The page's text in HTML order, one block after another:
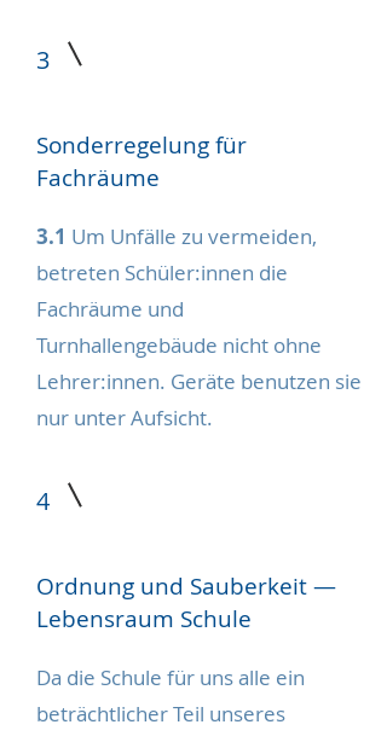
3
Sonderregelung für
Fachräume
3.1 Um Unfälle zu vermeiden,
betreten Schüler:innen die
Fachräume und
Turnhallengebäude nicht ohne
Lehrer:innen. Geräte benutzen sie
nur unter Aufsicht.
4
Ordnung und Sauberkeit —
Lebensraum Schule
Da die Schule für uns alle ein
beträchtlicher Teil unseres